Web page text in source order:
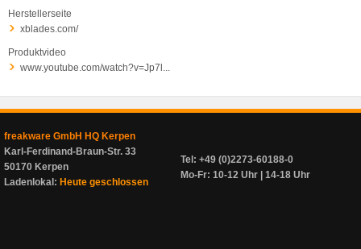
Herstellerseite
xblades.com/
Produktvideo
www.youtube.com/watch?v=Jp7l...
freakware GmbH HQ Kerpen
Karl-Ferdinand-Braun-Str. 33
50170 Kerpen
Ladenlokal: Heute geschlossen
Tel: +49 (0)2273-60188-0
Mo-Fr: 10-12 Uhr | 14-18 Uhr